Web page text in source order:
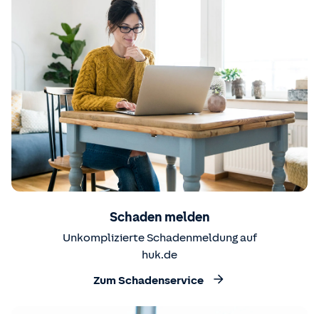
Schaden melden
Unkomplizierte Schadenmeldung auf
huk.de
Zum Schadenservice